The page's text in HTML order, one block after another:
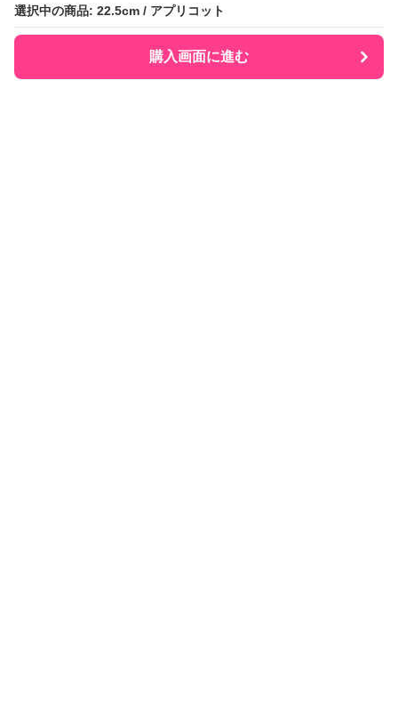
選択中の商品: 22.5cm / アプリコット
購入画面に進む
選択中の商品: 22.5cm / アプリコット
購入画面に進む